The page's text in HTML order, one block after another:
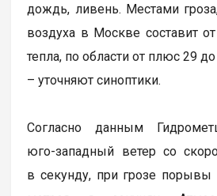
дождь, ливень. Местами
воздуха в Москве составит
тепла, по области от плюс 29
– уточняют синоптики.
Согласно данным
юго-западный ветер со
в секунду, при грозе порывы